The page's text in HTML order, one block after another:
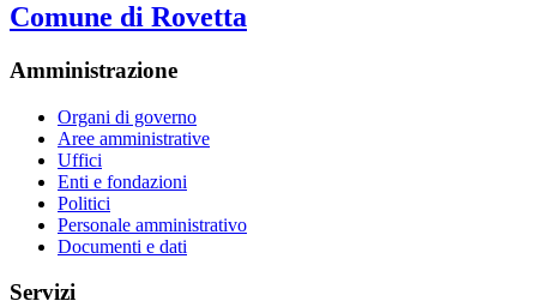
Comune di Rovetta
Amministrazione
Organi di governo
Aree amministrative
Uffici
Enti e fondazioni
Politici
Personale amministrativo
Documenti e dati
Servizi